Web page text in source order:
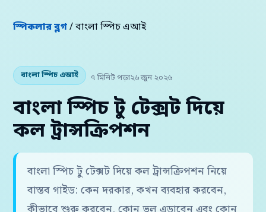
স্পিকলার ব্লগ/ বাংলা স্পিচ এআই
বাংলা স্পিচ এআই ৭ মিনিট পড়া২৬ জুন ২০২৬
বাংলা স্পিচ টু টেক্সট দিয়ে
কল ট্রান্সক্রিপশন
বাংলা স্পিচ টু টেক্সট দিয়ে কল ট্রান্সক্রিপশন নিয়ে
বাস্তব গাইড: কেন দরকার, কখন ব্যবহার করবেন,